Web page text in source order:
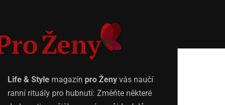
Life & Style magazín pro Ženy vás naučí
ranní rituály pro hubnutí: Změňte některé